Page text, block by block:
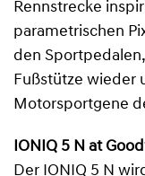
Rennstrecke
parametrischen
den
Fußstütze wieder
Motorsportgene
IONIQ 5 N at
Der IONIQ 5 N